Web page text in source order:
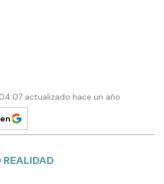
actualizado hace un año
REALIDAD